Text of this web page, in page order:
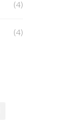
(4)
(4)